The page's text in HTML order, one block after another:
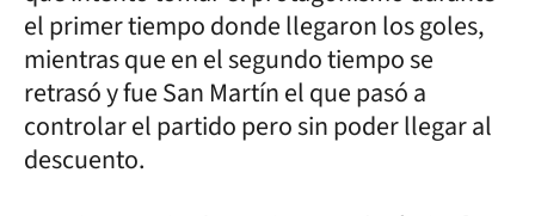
el primer tiempo donde llegaron los goles,
mientras que en el segundo tiempo se
retrasó y fue San Martín el que pasó a
controlar el partido pero sin poder llegar al
descuento.